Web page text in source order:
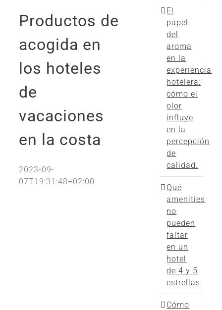
Productos de
acogida en
los hoteles
de
vacaciones
en la costa
2023-09-
07T19:31:48+02:00
El
papel
del
aroma
en la
experiencia
hotelera:
cómo el
olor
influye
en la
percepción
de
calidad.
Qué
amenities
no
pueden
faltar
en un
hotel
de 4 y 5
estrellas
Cómo